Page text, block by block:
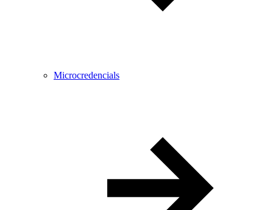
Microcredencials